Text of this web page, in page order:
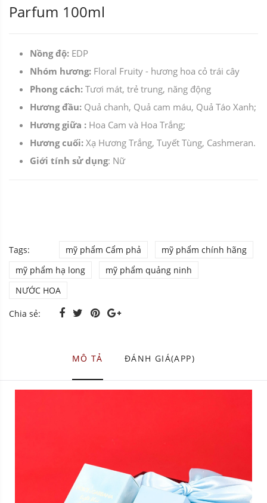
Parfum 100ml
Nồng độ: EDP
Nhóm hương: Floral Fruity - hương hoa cỏ trái cây
Phong cách: Tươi mát, trẻ trung, năng động
Hương đầu: Quả chanh, Quả cam máu, Quả Táo Xanh;
Hương giữa : Hoa Cam và Hoa Trắng;
Hương cuối: Xạ Hương Trắng, Tuyết Tùng, Cashmeran.
Giới tính sử dụng: Nữ
Tags: mỹ phẩm Cẩm phả
mỹ phẩm chính hãng
mỹ phẩm hạ long
mỹ phẩm quảng ninh
NƯỚC HOA
Chia sẻ:
MÔ TẢ ĐÁNH GIÁ(APP)